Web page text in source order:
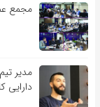
مجمع
دارایی